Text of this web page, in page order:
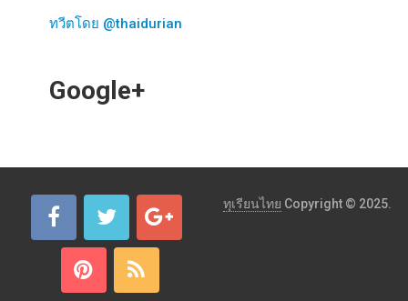
ทวีตโดย @thaidurian
Google+
ทุเรียนไทย Copyright © 2025.